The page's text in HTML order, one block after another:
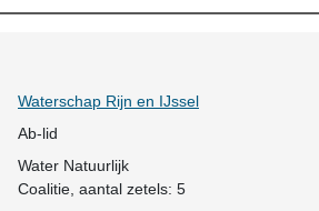
Waterschap Rijn en IJssel
Ab-lid
Water Natuurlijk
Coalitie , aantal zetels: 5